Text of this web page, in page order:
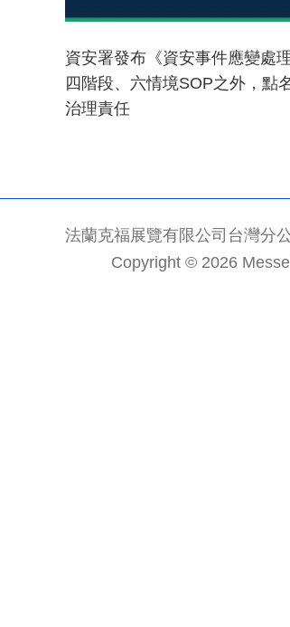
資安署發布《資安事件應變處
四階段、六情境SOP之外，點
治理責任
法蘭克福展覽有限公司台灣分
Copyright © 2026